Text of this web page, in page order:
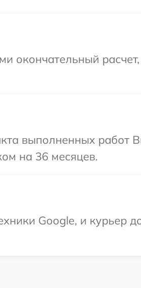
окончательный
выполненных работ
на 36 месяцев.
Google, и курьер